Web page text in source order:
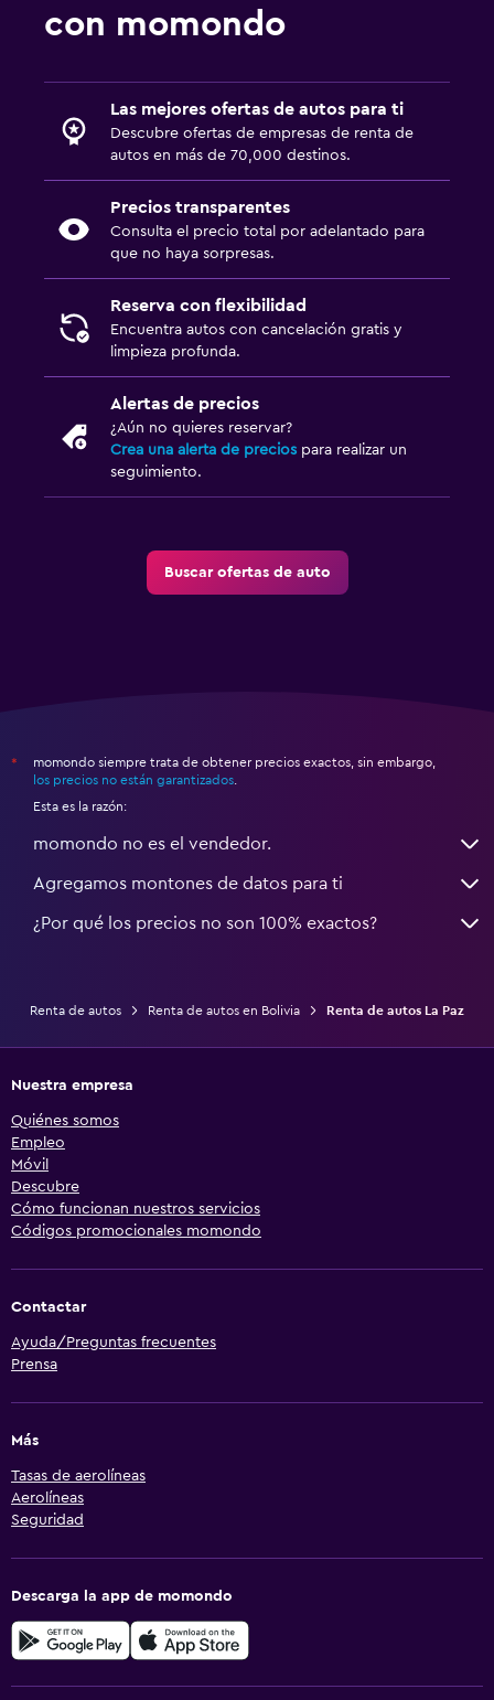
con momondo
Las mejores ofertas de autos para ti
Descubre ofertas de empresas de renta de
autos en más de 70,000 destinos.
Precios transparentes
Consulta el precio total por adelantado para
que no haya sorpresas.
Reserva con flexibilidad
Encuentra autos con cancelación gratis y
limpieza profunda.
Alertas de precios
¿Aún no quieres reservar?
Crea una alerta de precios para realizar un
seguimiento.
Buscar ofertas de auto
*
momondo siempre trata de obtener precios exactos, sin embargo,
los precios no están garantizados
Esta es la razón:
momondo no es el vendedor.
Agregamos montones de datos para ti
¿Por qué los precios no son 100% exactos?
Renta de autos Renta de autos en Bolivia Renta de autos La Paz
Nuestra empresa
Quiénes somos
Empleo
Móvil
Descubre
Cómo funcionan nuestros servicios
Códigos promocionales momondo
Contactar
Ayuda/Preguntas frecuentes
Prensa
Más
Tasas de aerolíneas
Aerolíneas
Seguridad
Descarga la app de momondo